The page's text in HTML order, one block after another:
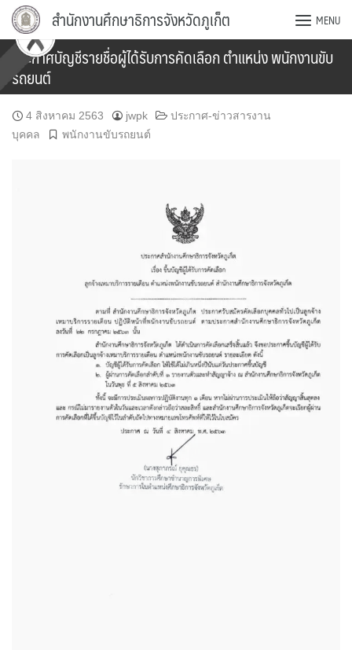
Skip
content
สำนักงานศึกษาธิการจังหวัดภูเก็ต MENU
ประกาศบัญชีรายชื่อผู้ได้รับการคัดเลือก ตำแหน่ง พนักงานขับ
รถยนต์
4 สิงหาคม 2563 jwpk
ประกาศ-ข่าวสารงาน
บุคคล
พนักงานขับรถยนต์